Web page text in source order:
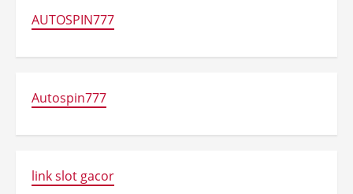
AUTOSPIN777
Autospin777
link slot gacor